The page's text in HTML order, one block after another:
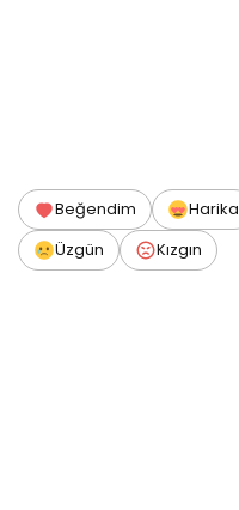
Beğendim Harika
Üzgün
Kızgın